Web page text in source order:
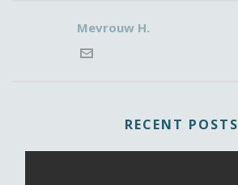
Mevrouw H.
RECENT POSTS